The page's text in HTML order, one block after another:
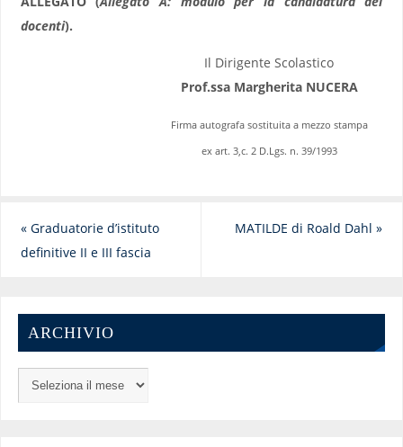
docenti).
Il Dirigente Scolastico
Prof.ssa Margherita NUCERA
Firma autografa sostituita a mezzo stampa
ex art. 3,c. 2 D.Lgs. n. 39/1993
«Graduatorie d’istituto
definitive II e III fascia
MATILDE di Roald Dahl»
ARCHIVIO